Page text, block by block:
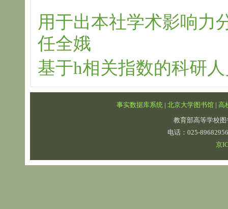
用于出本社学术影响力
任全娥
基于h相关指数的科研
事实数据库系统 | 北京大学图书馆| 高
教育部高等学校
电话：025-
京